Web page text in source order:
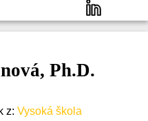
Ph.D.
z: Vysoká škola